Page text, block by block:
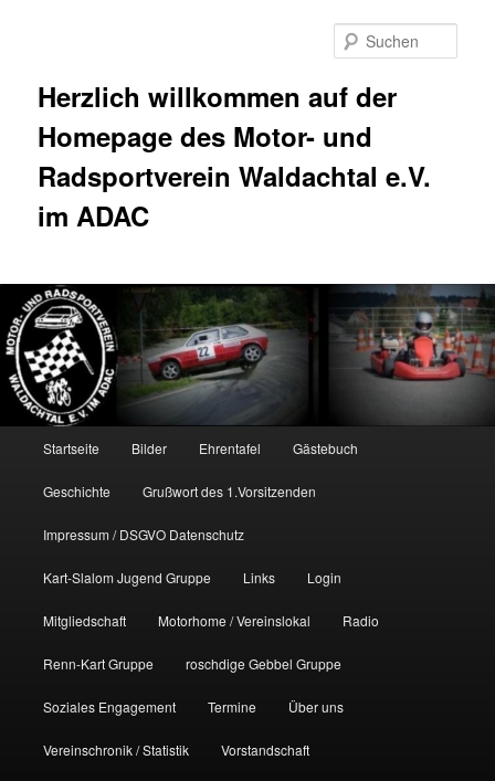
Herzlich willkommen auf der
Homepage des Motor- und
Radsportverein Waldachtal e.V.
im ADAC
Startseite Bilder Ehrentafel Gästebuch
Geschichte Grußwort des 1.Vorsitzenden
Impressum / DSGVO Datenschutz
Kart-Slalom Jugend Gruppe Links Login
Mitgliedschaft Motorhome / Vereinslokal Radio
Renn-Kart Gruppe roschdige Gebbel Gruppe
Soziales Engagement Termine Über uns
Vereinschronik / Statistik Vorstandschaft